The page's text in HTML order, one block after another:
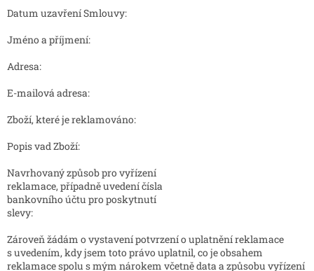
Datum uzavření Smlouvy:
Jméno a příjmení:
Adresa:
E-mailová adresa:
Zboží, které je reklamováno:
Popis vad Zboží:
Navrhovaný způsob pro vyřízení
reklamace, případně uvedení čísla
bankovního účtu pro poskytnutí
slevy:
Zároveň žádám o vystavení potvrzení o uplatnění reklamace
s uvedením, kdy jsem toto právo uplatnil, co je obsahem
reklamace spolu s mým nárokem včetně data a způsobu vyřízení